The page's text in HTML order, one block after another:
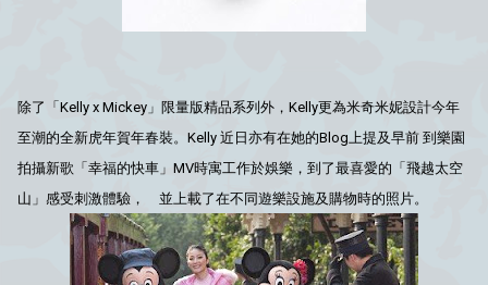
除了「Kelly x Mickey」限量版精品系列外，Kelly更為米奇米妮設計今年
至潮的全新虎年賀年春裝。Kelly 近日亦有在她的Blog上提及早前 到樂園
拍攝新歌「幸福的快車」MV時寓工作於娛樂，到了最喜愛的「飛越太空
山」感受刺激體驗， 並上載了在不同遊樂設施及購物時的照片。